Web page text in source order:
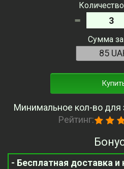
-
Сумма
Минимальное кол-во для
Рейтинг:
- Бесплатная доставка и